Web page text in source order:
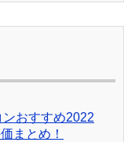
おすすめ2022
まとめ！